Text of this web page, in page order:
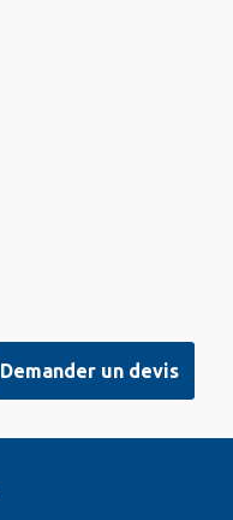
Demander un devis